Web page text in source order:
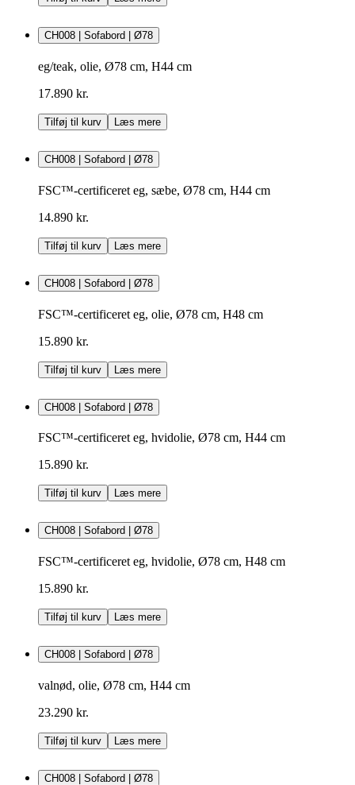
CH008 | Sofabord | Ø78
eg/teak, olie, Ø78 cm, H44 cm
17.890 kr.
Tilføj til kurv Læs mere
CH008 | Sofabord | Ø78
FSC™-certificeret eg, sæbe, Ø78 cm, H44 cm
14.890 kr.
Tilføj til kurv Læs mere
CH008 | Sofabord | Ø78
FSC™-certificeret eg, olie, Ø78 cm, H48 cm
15.890 kr.
Tilføj til kurv Læs mere
CH008 | Sofabord | Ø78
FSC™-certificeret eg, hvidolie, Ø78 cm, H44 cm
15.890 kr.
Tilføj til kurv Læs mere
CH008 | Sofabord | Ø78
FSC™-certificeret eg, hvidolie, Ø78 cm, H48 cm
15.890 kr.
Tilføj til kurv Læs mere
CH008 | Sofabord | Ø78
valnød, olie, Ø78 cm, H44 cm
23.290 kr.
Tilføj til kurv Læs mere
CH008 | Sofabord | Ø78